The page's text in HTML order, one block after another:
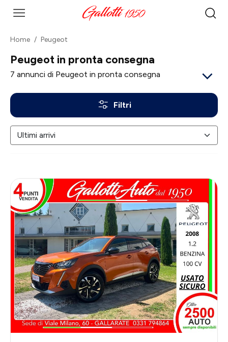
Home Peugeot
Peugeot in pronta consegna
7 annunci di Peugeot in pronta consegna
Filtri